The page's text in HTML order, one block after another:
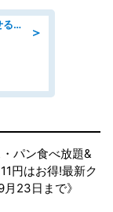
＞
くるまの触媒をベルトコンベアに乗せる作業/好条件
パン食べ放題&
円はお得!最新ク
23日まで》